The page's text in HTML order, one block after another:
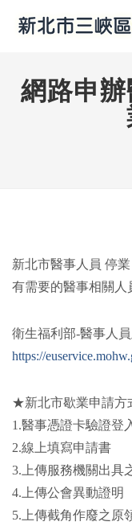
網路申
新北市醫事人員 停
有需要的醫事相關人
衛生福利部-醫事人
https://
★新北市歇業申請方
1.醫事憑證卡驗證登
2.線上填寫申請書
3.上傳服務機關出具
4.上傳公會異動證明
5.上傳截角作廢之原